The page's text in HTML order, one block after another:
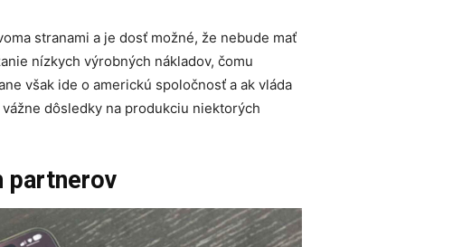
stranami a je dosť možné, že nebude mať
nízkych výrobných nákladov, čomu
však ide o americkú spoločnosť a ak vláda
dôsledky na produkciu niektorých
partnerov